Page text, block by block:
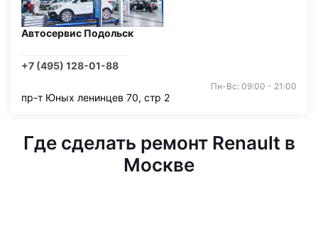
Автосервис Подольск
+7 (495) 128-01-88
Пн-Вс: 09:00 - 21:00
пр-т Юных ленинцев 70, стр 2
Где сделать ремонт Renault в
Москве